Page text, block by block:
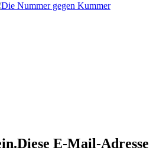
Diese E-Mail-Adresse